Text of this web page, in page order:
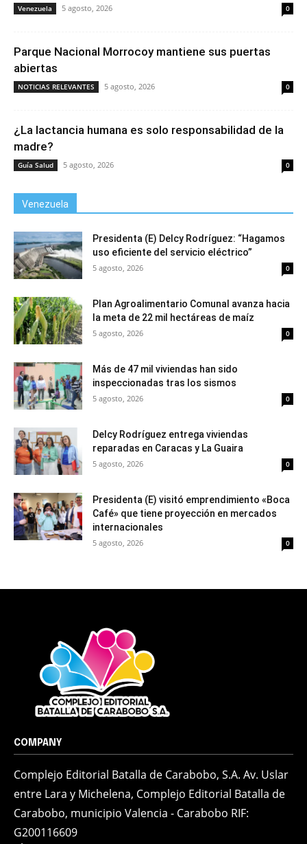
Venezuela 5 agosto, 2026 0
Parque Nacional Morrocoy mantiene sus puertas
abiertas
NOTICIAS RELEVANTES 5 agosto, 2026 0
¿La lactancia humana es solo responsabilidad de la
madre?
Guía Salud 5 agosto, 2026 0
Venezuela
Presidenta (E) Delcy Rodríguez: “Hagamos
uso eficiente del servicio eléctrico”
5 agosto, 2026 0
Plan Agroalimentario Comunal avanza hacia
la meta de 22 mil hectáreas de maíz
5 agosto, 2026 0
Más de 47 mil viviendas han sido
inspeccionadas tras los sismos
5 agosto, 2026 0
Delcy Rodríguez entrega viviendas
reparadas en Caracas y La Guaira
5 agosto, 2026 0
Presidenta (E) visitó emprendimiento «Boca
Café» que tiene proyección en mercados
internacionales
5 agosto, 2026 0
COMPANY
Complejo Editorial Batalla de Carabobo, S.A. Av. Uslar
entre Lara y Michelena, Complejo Editorial Batalla de
Carabobo, municipio Valencia - Carabobo RIF:
G200116609